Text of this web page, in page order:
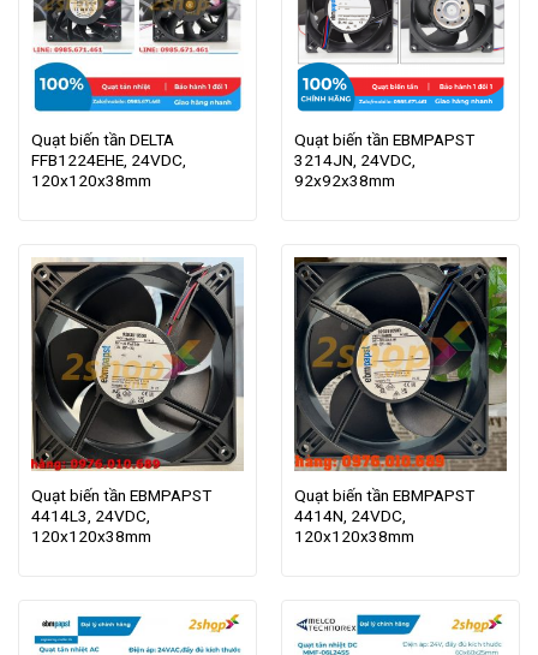
Quạt biến tần DELTA
FFB1224EHE, 24VDC,
120x120x38mm
Quạt biến tần EBMPAPST
3214JN, 24VDC,
92x92x38mm
Quạt biến tần EBMPAPST
4414L3, 24VDC,
120x120x38mm
Quạt biến tần EBMPAPST
4414N, 24VDC,
120x120x38mm